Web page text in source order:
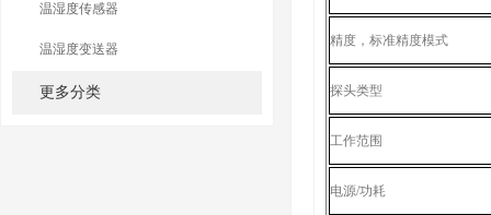
温湿度传感器
温湿度变送器
更多分类
精度，标准精度模式
探头类型
工作范围
电源/功耗